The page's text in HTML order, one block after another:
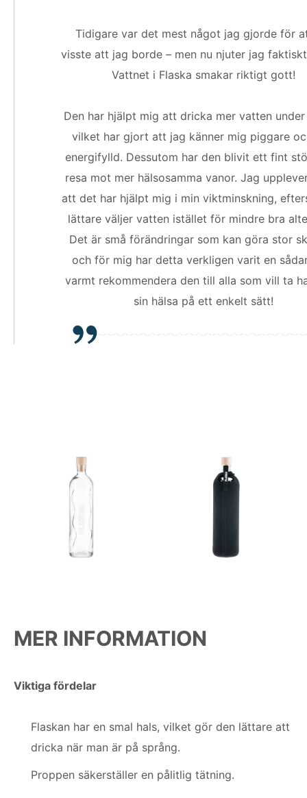
Tidigare var det mest något jag gjorde för
visste att jag borde – men nu njuter jag
Vattnet i Flaska smakar riktigt gott!
Den har hjälpt mig att dricka mer vatten under
vilket har gjort att jag känner mig piggare
energifylld. Dessutom har den blivit ett fint
resa mot mer hälsosamma vanor. Jag
att det har hjälpt mig i min viktminskning,
lättare väljer vatten istället för mindre bra
Det är små förändringar som kan göra stor
och för mig har detta verkligen varit en
varmt rekommendera den till alla som vill ta
sin hälsa på ett enkelt sätt!
MER INFORMATION
Viktiga fördelar
Flaskan har en smal hals, vilket gör den lättare att
dricka när man är på språng.
Proppen säkerställer en pålitlig tätning.